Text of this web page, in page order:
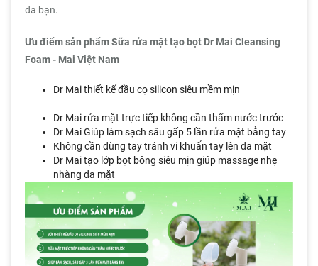
da bạn.
Ưu điểm sản phẩm Sữa rửa mặt tạo bọt Dr Mai Cleansing
Foam - Mai Việt Nam
Dr Mai thiết kế đầu cọ silicon siêu mềm mịn
Dr Mai rửa mặt trực tiếp không cần thấm nước trước
Dr Mai Giúp làm sạch sâu gấp 5 lần rửa mặt bằng tay
Không cần dùng tay tránh vi khuẩn tay lên da mặt
Dr Mai tạo lớp bọt bông siêu mịn giúp massage nhẹ
nhàng da mặt